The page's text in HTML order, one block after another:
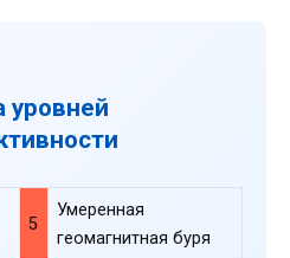
уровней
5
Умеренная
геомагнитная буря